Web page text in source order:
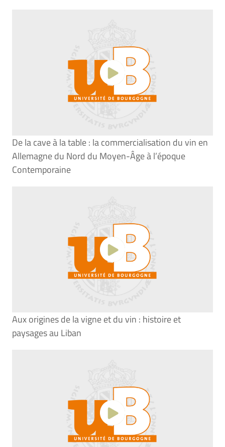
De la cave à la table : la commercialisation du vin en
Allemagne du Nord du Moyen-Âge à l’époque
Contemporaine
Aux origines de la vigne et du vin : histoire et
paysages au Liban